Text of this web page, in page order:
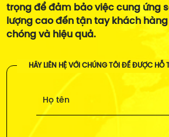
trọng để đảm bảo việc cung ứng
lượng cao đến tận tay khách
chóng và hiệu quả.
HÃY LIÊN HỆ VỚI CHÚNG TÔI ĐỂ ĐƯỢC HỖ
Họ tên